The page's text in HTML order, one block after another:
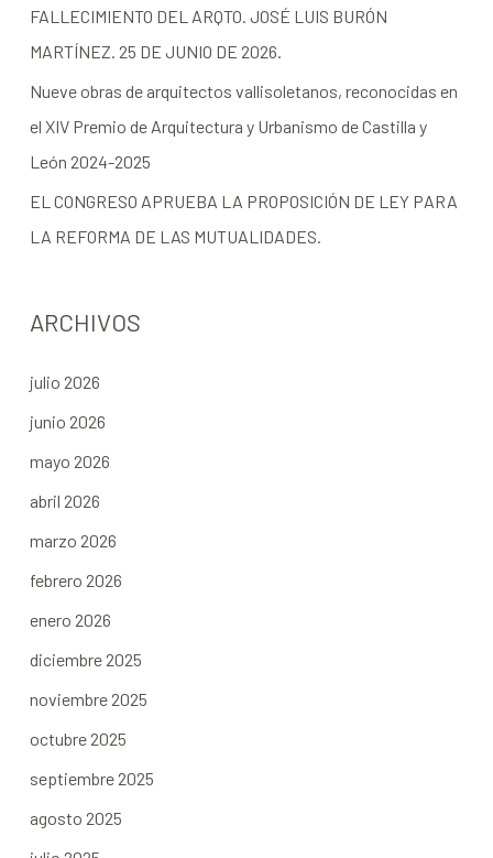
FALLECIMIENTO DEL ARQTO. JOSÉ LUIS BURÓN
MARTÍNEZ. 25 DE JUNIO DE 2026.
Nueve obras de arquitectos vallisoletanos, reconocidas en
el XIV Premio de Arquitectura y Urbanismo de Castilla y
León 2024-2025
EL CONGRESO APRUEBA LA PROPOSICIÓN DE LEY PARA
LA REFORMA DE LAS MUTUALIDADES.
ARCHIVOS
julio 2026
junio 2026
mayo 2026
abril 2026
marzo 2026
febrero 2026
enero 2026
diciembre 2025
noviembre 2025
octubre 2025
septiembre 2025
agosto 2025